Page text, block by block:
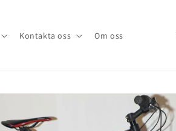
Kontakta oss Om oss